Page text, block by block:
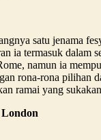
satu jenama
ia termasuk dalam
namun ia
rona-rona pilihan
ramai yang